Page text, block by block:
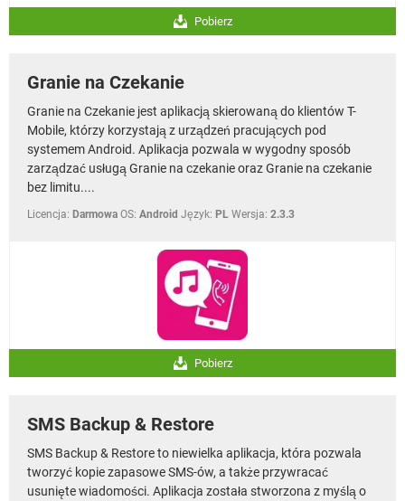
Pobierz
Granie na Czekanie
Granie na Czekanie jest aplikacją skierowaną do klientów T-
Mobile, którzy korzystają z urządzeń pracujących pod
systemem Android. Aplikacja pozwala w wygodny sposób
zarządzać usługą Granie na czekanie oraz Granie na czekanie
bez limitu....
Licencja: Darmowa OS: Android Język: PL Wersja: 2.3.3
Pobierz
SMS Backup & Restore
SMS Backup & Restore to niewielka aplikacja, która pozwala
tworzyć kopie zapasowe SMS-ów, a także przywracać
usunięte wiadomości. Aplikacja została stworzona z myślą o